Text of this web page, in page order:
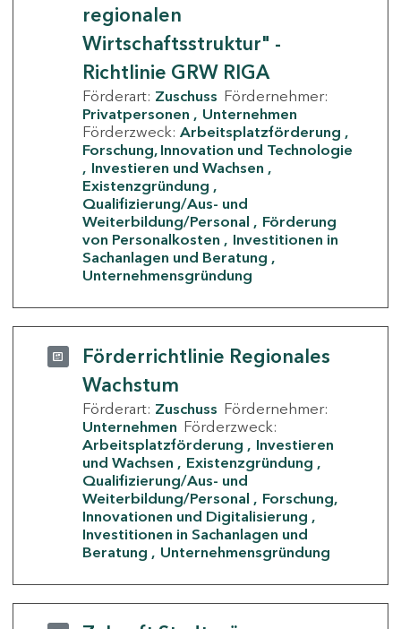
regionalen
Wirtschaftsstruktur" -
Richtlinie GRW RIGA
Förderart: Zuschuss Fördernehmer:
Privatpersonen
Unternehmen
Förderzweck: Arbeitsplatzförderung
Forschung, Innovation und Technologie
Investieren und Wachsen
Existenzgründung
Qualifizierung/Aus- und
Weiterbildung/Personal
Förderung
von Personalkosten
Investitionen in
Sachanlagen und Beratung
Unternehmensgründung
Förderrichtlinie Regionales
Wachstum
Förderart: Zuschuss Fördernehmer:
Unternehmen Förderzweck:
Arbeitsplatzförderung
Investieren
und Wachsen
Existenzgründung
Qualifizierung/Aus- und
Weiterbildung/Personal
Forschung,
Innovationen und Digitalisierung
Investitionen in Sachanlagen und
Beratung
Unternehmensgründung